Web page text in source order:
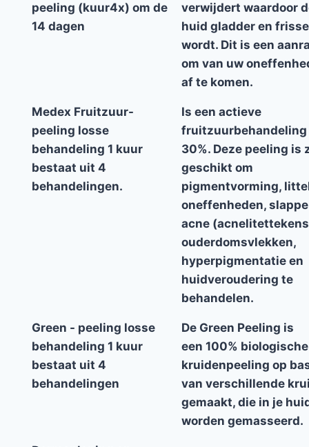
peeling (kuur4x) om de
14 dagen
verwijdert waardoor
huid gladder en
wordt. Dit is een
om van uw
af te komen.
Medex Fruitzuur-
peeling losse
behandeling 1 kuur
bestaat uit 4
behandelingen.
Is een actieve
fruitzuurbehandeling
30%. Deze peeling is
geschikt om
pigmentvorming,
oneffenheden,
acne
ouderdomsvlekken,
hyperpigmentatie en
huidveroudering te
behandelen.
Green - peeling losse
behandeling 1 kuur
bestaat uit 4
behandelingen
De Green Peeling is
een 100% biologische
kruidenpeeling op
van verschillende
gemaakt, die in je
worden gemasseerd.